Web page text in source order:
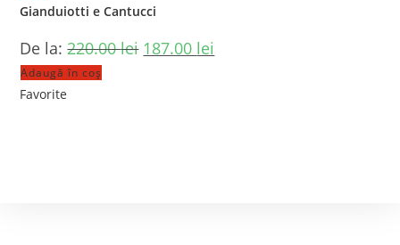
Gianduiotti e Cantucci
De la:220.00lei 187.00 lei
Adaugă în coș
Favorite